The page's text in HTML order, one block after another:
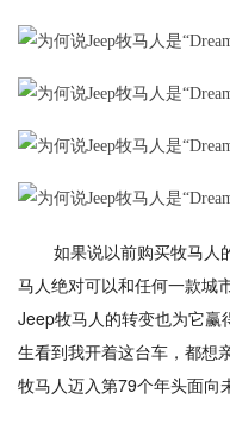
如果说以前购买牧马人
马人绝对可以和任何一款城
Jeep牧马人的转变也为它赢
生看到我开着这台车，都想
牧马人迈入第79个年头面向